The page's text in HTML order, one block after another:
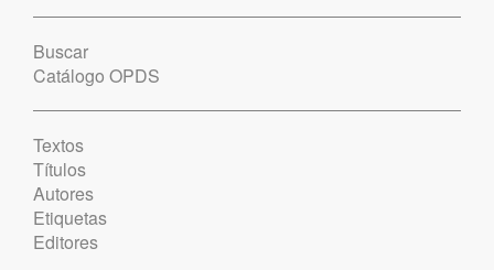
Buscar
Catálogo OPDS
Textos
Títulos
Autores
Etiquetas
Editores